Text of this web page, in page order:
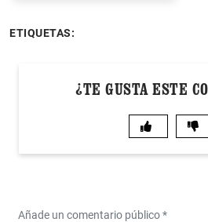
ETIQUETAS:
¿TE GUSTA ESTE